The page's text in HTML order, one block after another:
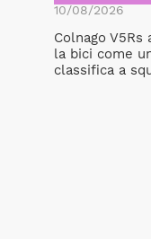
10/08/2026
Colnago V5Rs
la bici come
classifica a